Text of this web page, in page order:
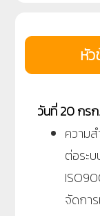
หั
วันที่ 20 กร
ความ
ต่อระ
จัดกา